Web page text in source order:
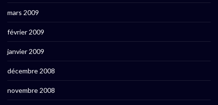
mars 2009
février 2009
janvier 2009
décembre 2008
novembre 2008